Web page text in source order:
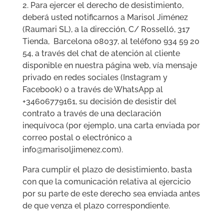
2. Para ejercer el derecho de desistimiento,
deberá usted notificarnos a Marisol Jiménez
(Raumari SL), a la dirección, C/ Rosselló, 317
Tienda, Barcelona 08037, al teléfono 934 59 20
54, a través del chat de atención al cliente
disponible en nuestra página web, vía mensaje
privado en redes sociales (Instagram y
Facebook) o a través de WhatsApp al
+34606779161, su decisión de desistir del
contrato a través de una declaración
inequívoca (por ejemplo, una carta enviada por
correo postal o electrónico a
info@marisoljimenez.com).
Para cumplir el plazo de desistimiento, basta
con que la comunicación relativa al ejercicio
por su parte de este derecho sea enviada antes
de que venza el plazo correspondiente.